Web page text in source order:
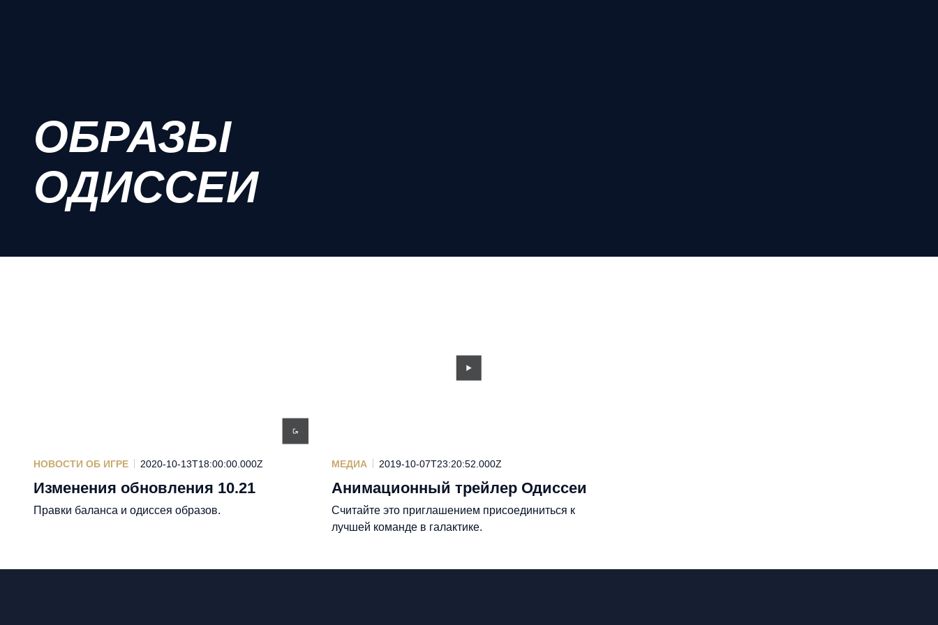
ОБРАЗЫ
ОДИССЕИ
НОВОСТИ ОБ ИГРЕ 2020-10-13T18:00:00.000Z
Изменения обновления 10.21
Правки баланса и одиссея образов.
МЕДИА 2019-10-07T23:20:52.000Z
Анимационный трейлер Одиссеи
Считайте это приглашением присоединиться к
лучшей команде в галактике.